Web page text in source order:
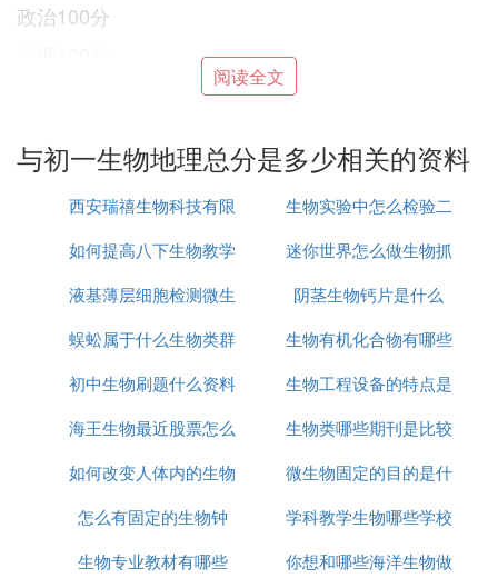
政治100分
有所不同，但大致都在十分以内徘徊。七门学科每一
每一门学科都要均衡发展，不要对任何一门有偏科。
中考分值分为文化科、综合素质和体育
一、文化科：一共五门(语文150分，数学150分，英
语150分，政治历史和卷150分，物理化学和卷150
分)总分750分
二、综合素质：根据你在中学三年来的表现来给你打
三、体育：这就要靠你平时的努力、锻炼了 2012年
体育分值又增加了10分，从60到70
所有的总分就是750=40=70=860分
初一新学期开学注意哪些问题
阅读全文
与初一生物地理总分是多少相关的资料
西安瑞禧生物科技有限
公司怎么样
生物实验中怎么检验二
氧化碳
如何提高八下生物教学
质量
迷你世界怎么做生物抓
捕器
液基薄层细胞检测微生
物怎么看
阴茎生物钙片是什么
蜈蚣属于什么生物类群
生物有机化合物有哪些
初中生物刷题什么资料
好
生物工程设备的特点是
什么
海王生物最近股票怎么
样
生物类哪些期刊是比较
好的
如何改变人体内的生物
钟
微生物固定的目的是什
么
怎么有固定的生物钟
学科教学生物哪些学校
好考
生物专业教材有哪些
你想和哪些海洋生物做